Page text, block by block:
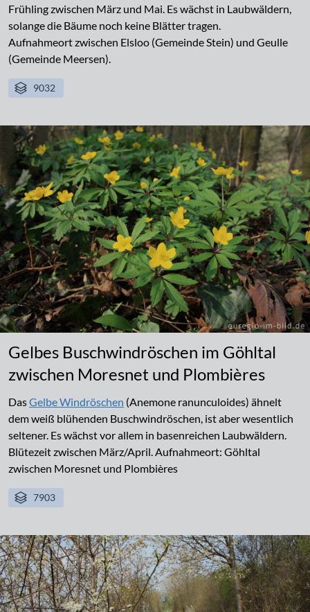
Frühling zwischen März und Mai. Es wächst in Laubwäldern,
solange die Bäume noch keine Blätter tragen.
Aufnahmeort zwischen Elsloo (Gemeinde Stein) und Geulle
(Gemeinde Meersen).
9032
Gelbes Buschwindröschen im Göhltal
zwischen Moresnet und Plombières
DasGelbe Windröschen (Anemone ranunculoides) ähnelt
dem weiß blühenden Buschwindröschen, ist aber wesentlich
seltener. Es wächst vor allem in basenreichen Laubwäldern.
Blütezeit zwischen März/April. Aufnahmeort: Göhltal
zwischen Moresnet und Plombières
7903